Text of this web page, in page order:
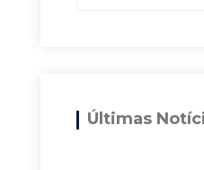
Últimas